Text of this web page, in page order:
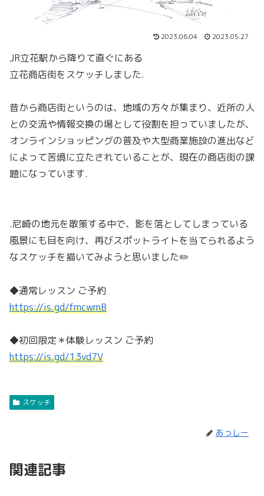
2023.06.04 2023.05.27
JR立花駅から降りて直ぐにある
立花商店街をスケッチしました.
昔から商店街というのは、地域の方々が集まり、近所の人
との交流や情報交換の場として役割を担っていましたが、
オンラインショッピングの普及や大型商業施設の進出など
によって苦境に立たされていることが、現在の商店街の課
題になっています.
.尼崎の地元を散策する中で、影を落としてしまっている
風景にも目を向け、再びスポットライトを当てられるよう
なスケッチを描いてみようと思いました✏️
◆通常レッスン ご予約
https://is.gd/fmcwmB
◆初回限定＊体験レッスン ご予約
https://is.gd/13vd7V
スケッチ
あっしー
関連記事